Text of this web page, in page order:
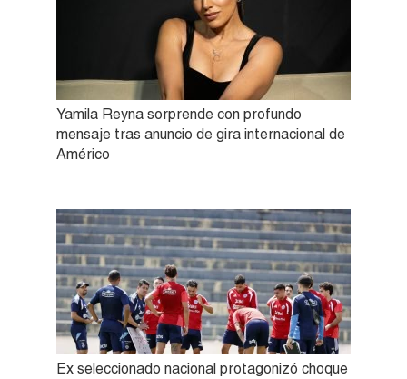
Yamila Reyna sorprende con profundo
mensaje tras anuncio de gira internacional de
Américo
Ex seleccionado nacional protagonizó choque